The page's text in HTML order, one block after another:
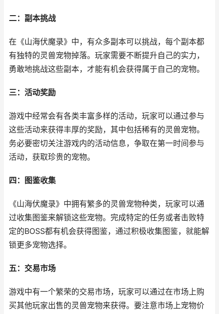
二：副本挑战
在《山海伏魔录》中，有众多副本可以挑战，每个副本都
有独特的灵兽宠物掉落。玩家需要不断提升自己的实力，
勇敢地挑战这些副本，才能有机会获得属于自己的宠物。
三：活动奖励
游戏中经常会有各类丰富多样的活动，玩家可以通过参与
这些活动来获得丰厚的奖励，其中包括稀有的灵兽宠物。
务必要密切关注游戏内的活动信息，争取在第一时间参与
活动，获取珍贵的宠物。
四：图鉴收集
《山海伏魔录》中拥有繁多的灵兽宠物种类，玩家可以通
过收集图鉴来解锁这些宠物。完成特定的任务或者击败特
定的BOSS都有机会获得图鉴，通过积极收集图鉴，就能解
锁更多宠物选择。
五：交易市场
游戏中有一个繁荣的交易市场，玩家可以通过在市场上购
买其他玩家出售的灵兽宠物来获得。要注意市场上宠物价